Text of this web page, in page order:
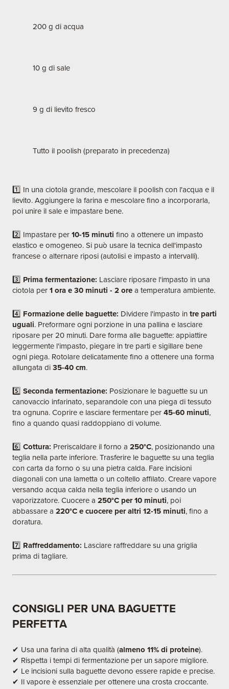
200 g di acqua
10 g di sale
9 g di lievito fresco
Tutto il poolish (preparato in precedenza)
1️⃣ In una ciotola grande, mescolare il poolish con l'acqua e il
lievito. Aggiungere la farina e mescolare fino a incorporarla,
poi unire il sale e impastare bene.
2️⃣ Impastare per 10-15 minuti fino a ottenere un impasto
elastico e omogeneo. Si può usare la tecnica dell'impasto
francese o alternare riposi (autolisi e impasto a intervalli).
3️⃣ Prima fermentazione: Lasciare riposare l'impasto in una
ciotola per 1 ora e 30 minuti - 2 ore a temperatura ambiente.
4️⃣ Formazione delle baguette: Dividere l'impasto in tre parti
uguali. Preformare ogni porzione in una pallina e lasciare
riposare per 20 minuti. Dare forma alle baguette: appiattire
leggermente l'impasto, piegare in tre parti e sigillare bene
ogni piega. Rotolare delicatamente fino a ottenere una forma
allungata di 35-40 cm.
5️⃣ Seconda fermentazione: Posizionare le baguette su un
canovaccio infarinato, separandole con una piega di tessuto
tra ognuna. Coprire e lasciare fermentare per 45-60 minuti,
fino a quando quasi raddoppiano di volume.
6️⃣ Cottura: Preriscaldare il forno a 250°C, posizionando una
teglia nella parte inferiore. Trasferire le baguette su una teglia
con carta da forno o su una pietra calda. Fare incisioni
diagonali con una lametta o un coltello affilato. Creare vapore
versando acqua calda nella teglia inferiore o usando un
vaporizzatore. Cuocere a 250°C per 10 minuti, poi
abbassare a 220°C e cuocere per altri 12-15 minuti, fino a
doratura.
7️⃣ Raffreddamento: Lasciare raffreddare su una griglia
prima di tagliare.
CONSIGLI PER UNA BAGUETTE
PERFETTA
✔ Usa una farina di alta qualità (almeno 11% di proteine).
✔ Rispetta i tempi di fermentazione per un sapore migliore.
✔ Le incisioni sulla baguette devono essere rapide e precise.
✔ Il vapore è essenziale per ottenere una crosta croccante.